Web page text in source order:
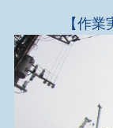
【作